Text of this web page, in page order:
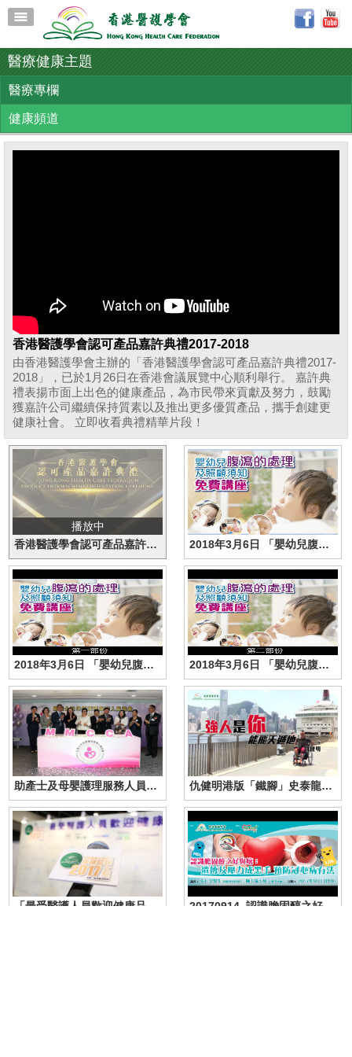
醫療健康主題
醫療專欄
健康頻道
香港醫護學會認可產品嘉許典禮2017-2018
由香港醫護學會主辦的「香港醫護學會認可產品嘉許典禮2017-
2018」，已於1月26日在香港會議展覽中心順利舉行。 嘉許典
禮表揚市面上出色的健康產品，為市民帶來貢獻及努力，鼓勵
獲嘉許公司繼續保持質素以及推出更多優質產品，攜手創建更
健康社會。 立即收看典禮精華片段！
播放中
香港醫護學會認可產品嘉許典禮2017-2018
2018年3月6日 「嬰幼兒腹瀉的處理」免費講座
2018年3月6日 「嬰幼兒腹瀉的處理」免費講座（第一部份） 2018年3月6日 「嬰幼兒腹瀉的處理」免費講座（第二部份）
助產士及母嬰護理服務人員協會成立儀式暨產前產後媽媽護理免費講座 仇健明港版「鐵腳」史泰龍食肉菌險奪命
20170914_認識膽固醇之好與壞：遺傳及壓力成黑手 預防冠心病有法